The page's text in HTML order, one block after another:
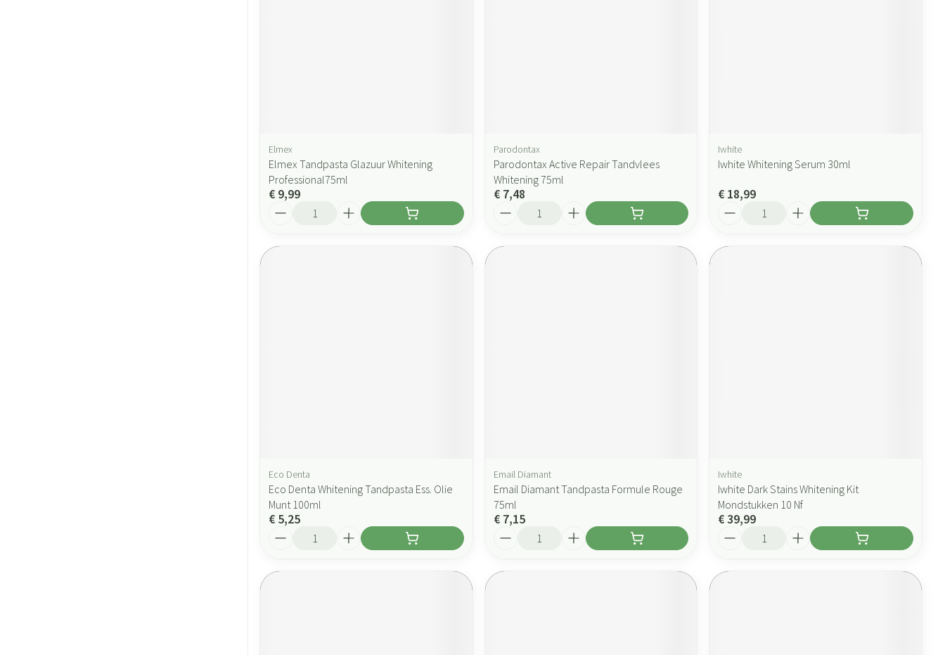
Elmex
Elmex Tandpasta Glazuur Whitening
Professional75ml
€ 9,99
Parodontax
Parodontax Active Repair Tandvlees
Whitening 75ml
€ 7,48
Iwhite
Iwhite Whitening Serum 30ml
€ 18,99
Eco Denta
Eco Denta Whitening Tandpasta Ess. Olie
Munt 100ml
€ 5,25
Email Diamant
Email Diamant Tandpasta Formule Rouge
75ml
€ 7,15
Iwhite
Iwhite Dark Stains Whitening Kit
Mondstukken 10 Nf
€ 39,99